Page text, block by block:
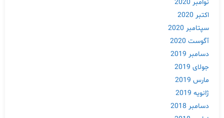
نوامبر 2020
اکتبر 2020
سپتامبر 2020
آگوست 2020
دسامبر 2019
جولای 2019
مارس 2019
ژانویه 2019
دسامبر 2018